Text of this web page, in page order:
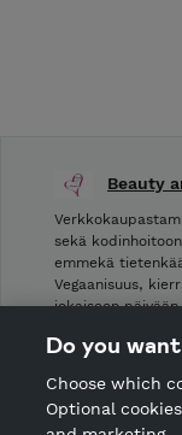
Beauty
sekä
emmekä
Vegaanisuus,
jokaiseen päivään.
Shop Terms and
CANCEL
Do you
Choose which
Optional